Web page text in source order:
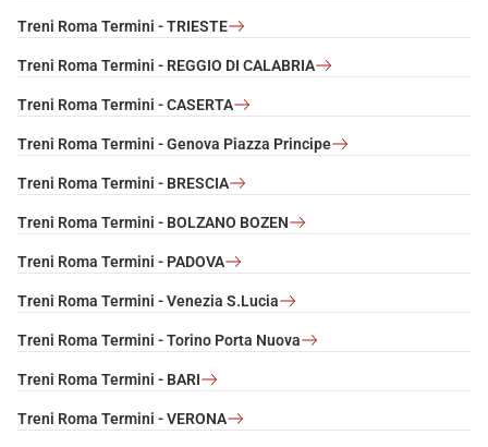
Treni Roma Termini - TRIESTE
Treni Roma Termini - REGGIO DI CALABRIA
Treni Roma Termini - CASERTA
Treni Roma Termini - Genova Piazza Principe
Treni Roma Termini - BRESCIA
Treni Roma Termini - BOLZANO BOZEN
Treni Roma Termini - PADOVA
Treni Roma Termini - Venezia S.Lucia
Treni Roma Termini - Torino Porta Nuova
Treni Roma Termini - BARI
Treni Roma Termini - VERONA